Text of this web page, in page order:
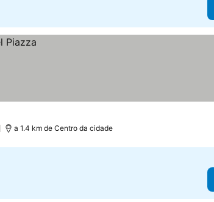
a 1.4 km de Centro da cidade